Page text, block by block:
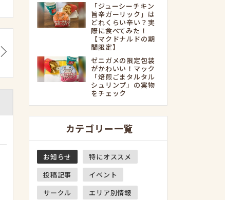
「ジューシーチキン
旨辛ガーリック」は
どれくらい辛い？実
際に食べてみた！
【マクドナルドの期
間限定】
ゼニガメの限定包装
がかわいい！マック
「焙煎ごまタルタル
シュリンプ」の実物
をチェック
カテゴリー一覧
お知らせ
特にオススメ
投稿記事
イベント
サークル
エリア別情報